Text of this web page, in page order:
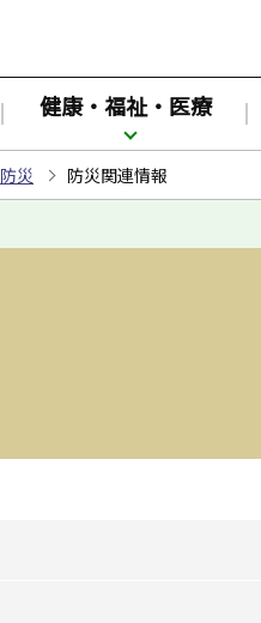
健康・福祉・医療
防災 防災関連情報